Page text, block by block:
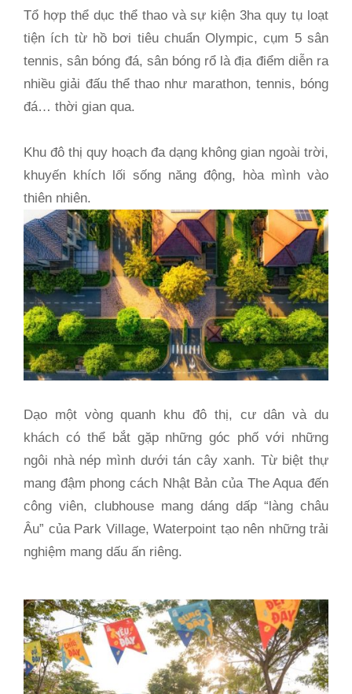
Tổ hợp thể dục thể thao và sự kiện 3ha quy tụ loạt
tiện ích từ hồ bơi tiêu chuẩn Olympic, cụm 5 sân
tennis, sân bóng đá, sân bóng rổ là địa điểm diễn ra
nhiều giải đấu thể thao như marathon, tennis, bóng
đá… thời gian qua.
Khu đô thị quy hoạch đa dạng không gian ngoài trời,
khuyến khích lối sống năng động, hòa mình vào
thiên nhiên.
Dạo một vòng quanh khu đô thị, cư dân và du
khách có thể bắt gặp những góc phố với những
ngôi nhà nép mình dưới tán cây xanh. Từ biệt thự
mang đậm phong cách Nhật Bản của The Aqua đến
công viên, clubhouse mang dáng dấp “làng châu
Âu” của Park Village, Waterpoint tạo nên những trải
nghiệm mang dấu ấn riêng.